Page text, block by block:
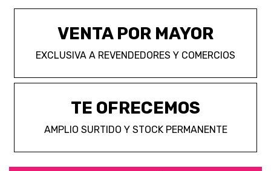
VENTA POR MAYOR
EXCLUSIVA A REVENDEDORES Y COMERCIOS
TE OFRECEMOS
AMPLIO SURTIDO Y STOCK PERMANENTE